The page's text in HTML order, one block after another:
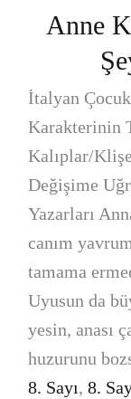
Anne
İtalyan
Karakterinin
Kalıplar/
Değişime
Yazarları
canım
tamama
Uyusun da
yesin, anası
huzurunu
8. Sayı, 8.